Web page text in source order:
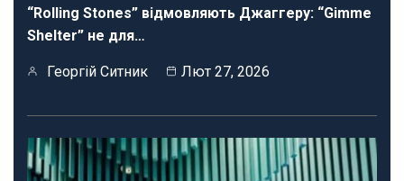
“Rolling Stones” відмовляють Джаггеру: “Gimme
Shelter” не для…
Георгій Ситник Лют 27, 2026